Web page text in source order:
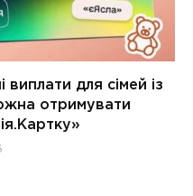
виплати для сімей із
отримувати